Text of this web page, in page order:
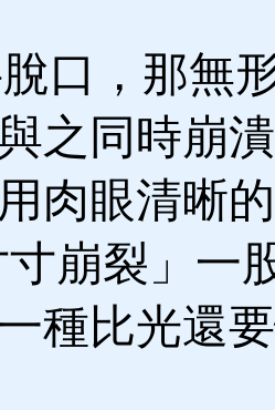
口，那無
之同時崩
肉眼清晰
崩裂」一
種比光還